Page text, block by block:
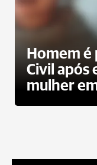
Homem é
Civil após
mulher